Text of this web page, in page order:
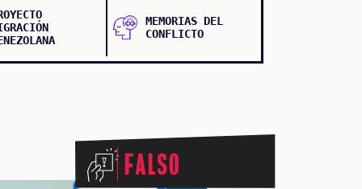
MEMORIAS DEL
CONFLICTO
Falso